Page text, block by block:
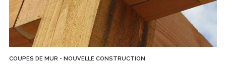
COUPES DE MUR - NOUVELLE CONSTRUCTION